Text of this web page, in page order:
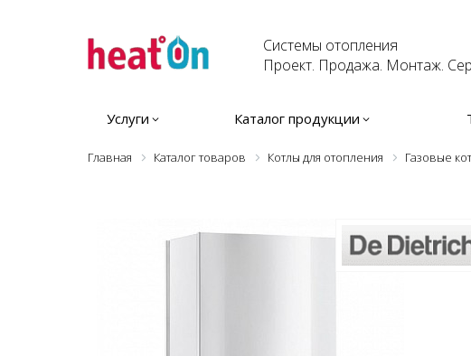
Системы отопления
Проект. Продажа. Монтаж.
Услуги Каталог продукции
Главная Каталог товаров Котлы для отопления Газовые